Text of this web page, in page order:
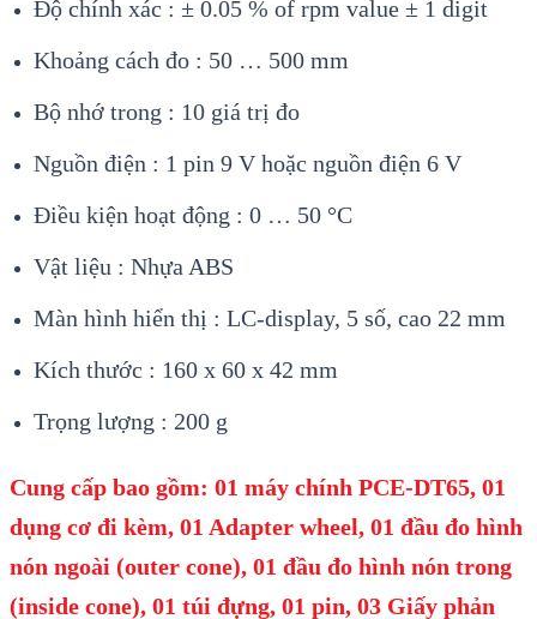
Độ chính xác : ± 0.05 % of rpm value ± 1 digit
Khoảng cách đo : 50 … 500 mm
Bộ nhớ trong : 10 giá trị đo
Nguồn điện : 1 pin 9 V hoặc nguồn điện 6 V
Điều kiện hoạt động : 0 … 50 °C
Vật liệu : Nhựa ABS
Màn hình hiển thị : LC-display, 5 số, cao 22 mm
Kích thước : 160 x 60 x 42 mm
Trọng lượng : 200 g
Cung cấp bao gồm: 01 máy chính PCE-DT65, 01
dụng cơ đi kèm, 01 Adapter wheel, 01 đầu đo hình
nón ngoài (outer cone), 01 đầu đo hình nón trong
(inside cone), 01 túi đựng, 01 pin, 03 Giấy phản